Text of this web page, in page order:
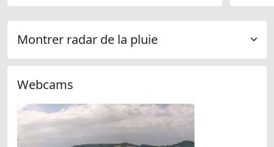
Montrer radar de la pluie
Webcams